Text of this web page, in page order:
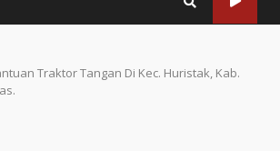
Traktor Tangan Di Kec. Huristak, Kab.